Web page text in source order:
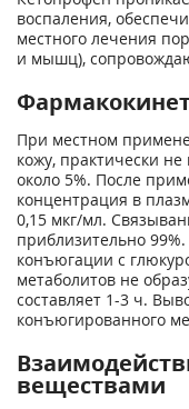
воспаления,
местного лечения
и мышц),
При местном
кожу, практически не
около 5%. После
концентрация в
0,15 мкг/мл.
приблизительно
конъюгации с
метаболитов не
составляет 1-3 ч.
конъюгированного
веществами